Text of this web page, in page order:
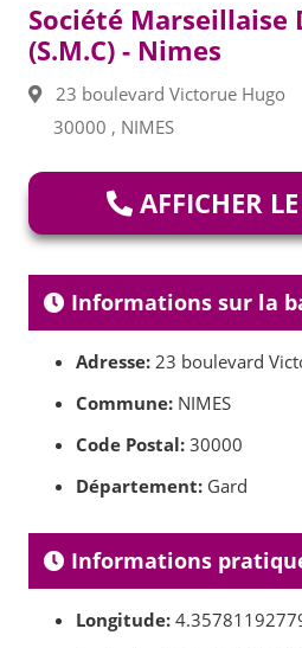
Société Marseillaise
(S.M.C) - Nimes
23 boulevard Victorue Hugo
30000 , NIMES
AFFICHER
Informations sur la
Adresse: 23 boulevard
Commune: NIMES
Code Postal: 30000
Département: Gard
Informations
Longitude: